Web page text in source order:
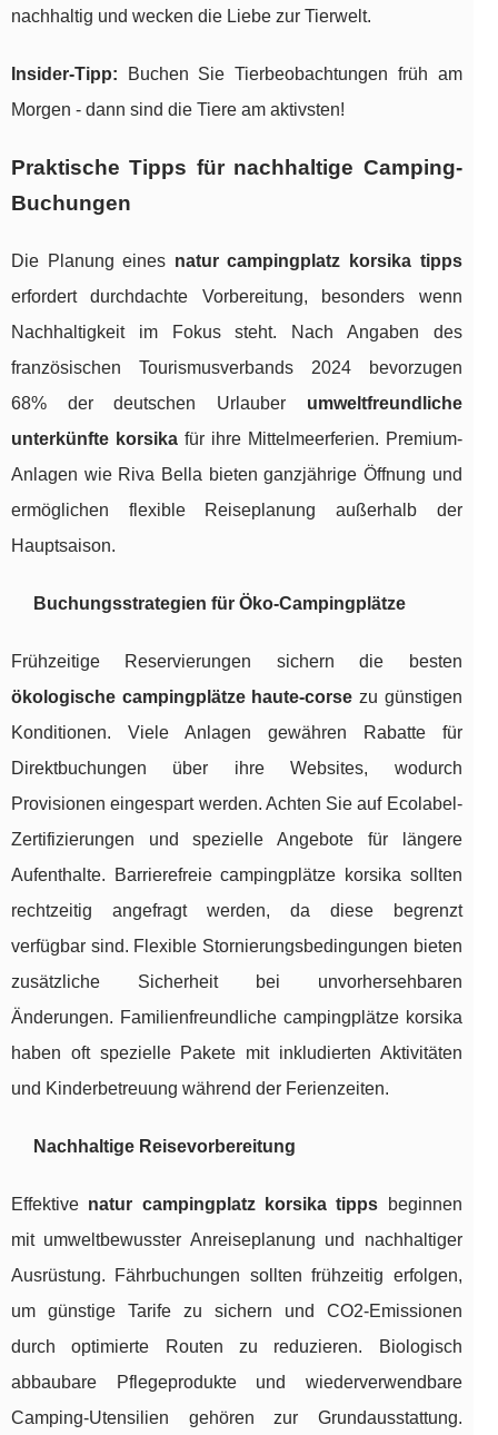
nachhaltig und wecken die Liebe zur Tierwelt.
Insider-Tipp: Buchen Sie Tierbeobachtungen früh am
Morgen - dann sind die Tiere am aktivsten!
Praktische Tipps für nachhaltige Camping-
Buchungen
Die Planung eines natur campingplatz korsika tipps
erfordert durchdachte Vorbereitung, besonders wenn
Nachhaltigkeit im Fokus steht. Nach Angaben des
französischen Tourismusverbands 2024 bevorzugen
68% der deutschen Urlauber umweltfreundliche
unterkünfte korsikafür ihre Mittelmeerferien. Premium-
Anlagen wie Riva Bella bieten ganzjährige Öffnung und
ermöglichen flexible Reiseplanung außerhalb der
Hauptsaison.
Buchungsstrategien für Öko-Campingplätze
Frühzeitige Reservierungen sichern die besten
ökologische campingplätze haute-corse zu günstigen
Konditionen. Viele Anlagen gewähren Rabatte für
Direktbuchungen über ihre Websites, wodurch
Provisionen eingespart werden. Achten Sie auf Ecolabel-
Zertifizierungen und spezielle Angebote für längere
Aufenthalte. Barrierefreie campingplätze korsika sollten
rechtzeitig angefragt werden, da diese begrenzt
verfügbar sind. Flexible Stornierungsbedingungen bieten
zusätzliche Sicherheit bei unvorhersehbaren
Änderungen. Familienfreundliche campingplätze korsika
haben oft spezielle Pakete mit inkludierten Aktivitäten
und Kinderbetreuung während der Ferienzeiten.
Nachhaltige Reisevorbereitung
Effektive natur campingplatz korsika tipps beginnen
mit umweltbewusster Anreiseplanung und nachhaltiger
Ausrüstung. Fährbuchungen sollten frühzeitig erfolgen,
um günstige Tarife zu sichern und CO2-Emissionen
durch optimierte Routen zu reduzieren. Biologisch
abbaubare Pflegeprodukte und wiederverwendbare
Camping-Utensilien gehören zur Grundausstattung.